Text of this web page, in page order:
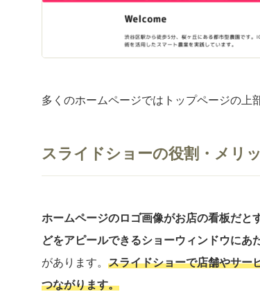
多くのホームページではトップページの上
スライドショーの役割・メリ
ホームページのロゴ画像がお店の看板だと
どをアピールできるショーウィンドウにあ
があります。 スライドショーで店舗やサー
つながります。